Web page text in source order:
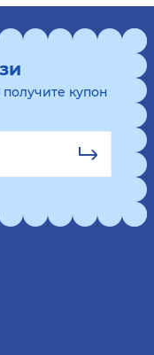
купон